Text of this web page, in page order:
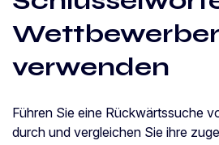
Wettbewerber
verwenden
Führen Sie eine Rückwärtssuche
durch und vergleichen Sie ihre